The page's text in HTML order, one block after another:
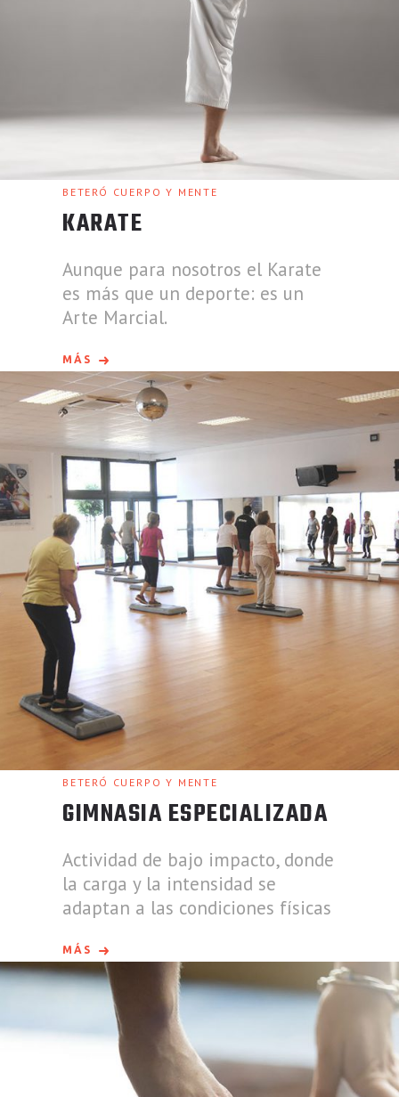
BETERÓ CUERPO Y MENTE
KARATE
Aunque para nosotros el Karate
es más que un deporte: es un
Arte Marcial.
MÁS
BETERÓ CUERPO Y MENTE
GIMNASIA ESPECIALIZADA
Actividad de bajo impacto, donde
la carga y la intensidad se
adaptan a las condiciones físicas
MÁS